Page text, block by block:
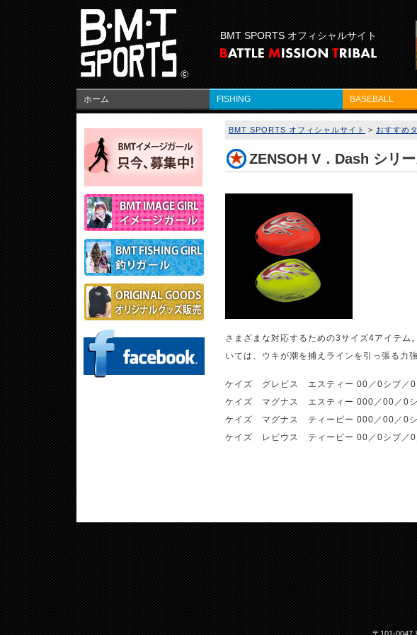
BMT SPORTS オフィシャルサイト
ホーム FISHING BASEBALL
BMT SPORTS オフィシャルサイト > おすすめ
ZENSOH V．Dash シリ
さまざまな対応するための3サイズ4アイテム
いては、ウキが潮を捕えラインを引っ張る力
ケイズ グレビス エスティー 00／0シブ／0
ケイズ マグナス エスティー 000／00／0
ケイズ マグナス ティーピー 000／00／0
ケイズ レビウス ティーピー 00／0シブ／0